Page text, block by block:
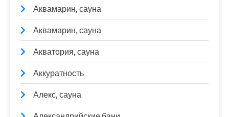
Аквамарин, сауна
Аквамарин, сауна
Акватория, сауна
Аккуратность
Алекс, сауна